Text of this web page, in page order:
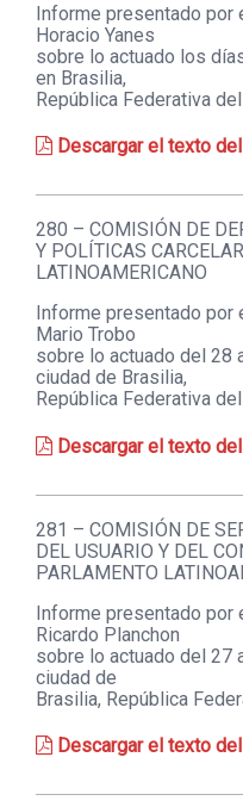
Informe presentado por
Horacio Yanes
sobre lo actuado los
en Brasilia,
República Federativa
Descargar el texto
280 – COMISIÓN DE
Y POLÍTICAS
LATINOAMERICANO
Informe presentado
Mario Trobo
sobre lo actuado del 28
ciudad de Brasilia,
República Federativa del
Descargar el texto
281 – COMISIÓN DE
DEL USUARIO Y DEL
PARLAMENTO
Informe presentado por
Ricardo Planchon
sobre lo actuado del 27
ciudad de
Brasilia, República
Descargar el texto